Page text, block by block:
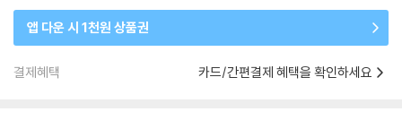
앱 다운 시 1천원 상품권
결제혜택 카드/간편결제 혜택을 확인하세요